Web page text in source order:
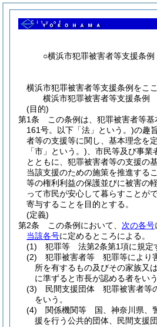
○横浜市犯罪被害者等支援条例
横浜市犯罪被害者等支援条例をこ
横浜市犯罪被害者等支援条例
(目的)
第1条
この条例は、犯罪被害者等基
161号。以下「法」という。)の趣
者等の支援等に関し、基本理念を
「市」という。) 、市民等及び事
とともに、犯罪被害者等の支援の
当該支援のための施策を推進する
等の権利利益の保護並びに被害の
って市民が安心して暮らすことが
寄与することを目的とする。
(定義)
第2条
この条例において、 次の各号
当該各号に定めるところによる。
(1)
犯罪等 法第2条第1項に規定
(2)
犯罪被害者等 犯罪等により
所を有するもの及びその家族又
に準ずると市長が認める者をいう
(3)
民間支援団体 犯罪被害者等
をいう。
(4)
関係機関等 国、神奈川県、
援を行う公共的団体、民間支援